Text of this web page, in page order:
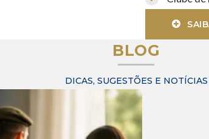
BLOG
DICAS, SUGESTÕES E NOTÍCIAS